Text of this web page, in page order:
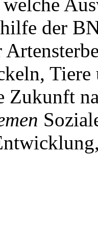
welche
der
Tiere
Zukunft